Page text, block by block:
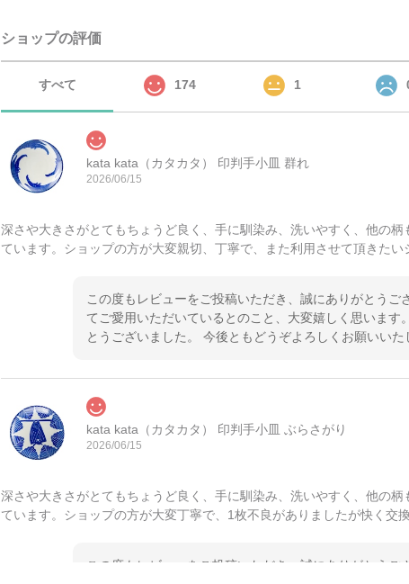
ショップの評価
すべて 174 1
kata kata（カタカタ） 印判手小皿 群れ
2026/06/15
深さや大きさがとてもちょうど良く、手に馴染み、洗いやすく、他の
ています。ショップの方が大変親切、丁寧で、また利用させて頂きたい
この度もレビューをご投稿いただき、誠にありがとうご
てご愛用いただいているとのこと、大変嬉しく思います
とうございました。 今後ともどうぞよろしくお願いいた
kata kata（カタカタ） 印判手小皿 ぶらさがり
2026/06/15
深さや大きさがとてもちょうど良く、手に馴染み、洗いやすく、他の
ています。ショップの方が大変丁寧で、1枚不良がありましたが快く交
この度もレビューをご投稿いただき、誠にありがとう